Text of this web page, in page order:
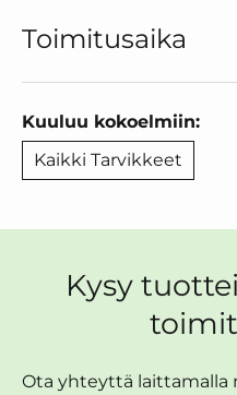
Toimitusaika
Kuuluu kokoelmiin:
Kaikki Tarvikkeet
Kysy
Ota yhteyttä laittamalla